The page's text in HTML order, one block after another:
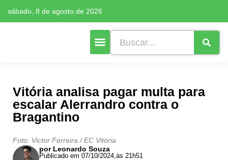
sábado, 8 de agosto de 2026
Vitória analisa pagar multa para
escalar Alerrandro contra o
Bragantino
Foto: Victor Ferreira / EC Vitória
por Leonardo Souza
Publicado em 07/10/2024,às 21h51